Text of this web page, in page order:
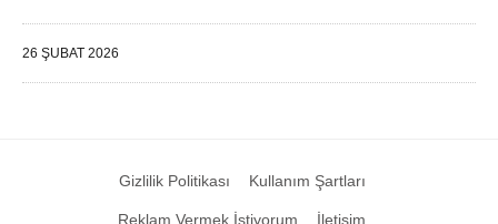
26 ŞUBAT 2026
Gizlilik Politikası Kullanım Şartları
Reklam Vermek İstiyorum İletişim